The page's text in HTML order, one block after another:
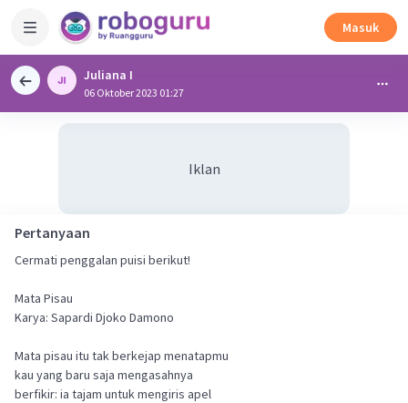
Masuk
Juliana I
06 Oktober 2023 01:27
Iklan
Pertanyaan
Cermati penggalan puisi berikut!
Mata Pisau
Karya: Sapardi Djoko Damono
Mata pisau itu tak berkejap menatapmu
kau yang baru saja mengasahnya
berfikir: ia tajam untuk mengiris apel